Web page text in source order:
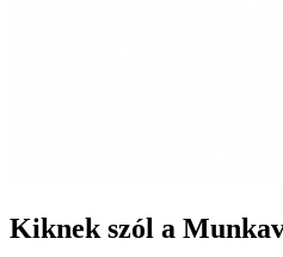
Kiknek szól a